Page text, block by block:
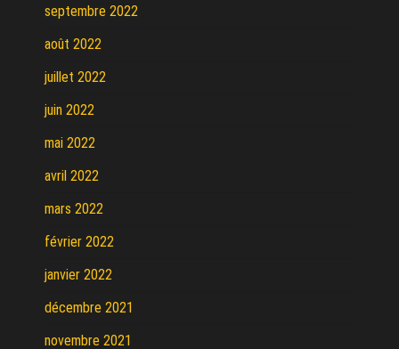
septembre 2022
août 2022
juillet 2022
juin 2022
mai 2022
avril 2022
mars 2022
février 2022
janvier 2022
décembre 2021
novembre 2021